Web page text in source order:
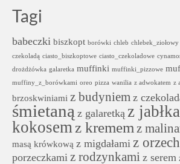
Tagi
babeczki biszkopt borówki chleb chlebek_ziołowy
czekoladą ciasto_biszkoptowe ciasto_czekoladowe
drożdżówka galaretka muffinki muffinki_pizzowe
muffiny_z_borówkami oreo pizza wanilia z adwokatem z
brzoskwiniami z budyniem z
śmietaną z galaretką z
kokosemz kremem z
masą krówkową z migdałami z
porzeczkami z rodzynkami z serem